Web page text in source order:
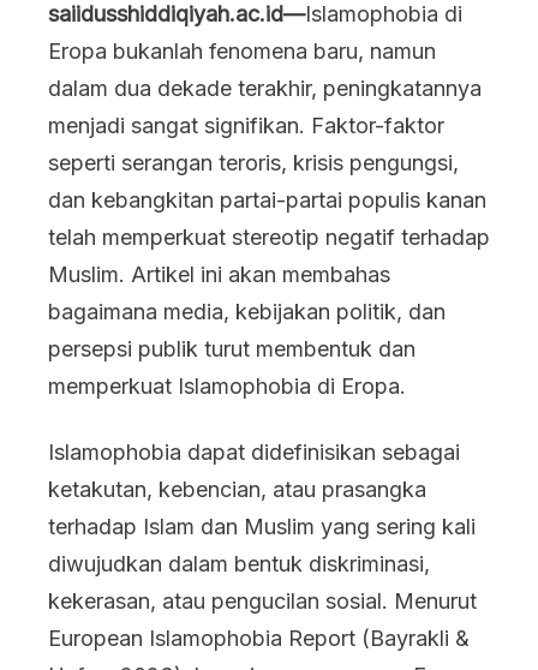
Senjata
Politik
Baru
di
Jantung
Eropa
saiidusshiddiqiyah.ac.id—Islamophobia di
Eropa bukanlah fenomena baru, namun
dalam dua dekade terakhir, peningkatannya
menjadi sangat signifikan. Faktor-faktor
seperti serangan teroris, krisis pengungsi,
dan kebangkitan partai-partai populis kanan
telah memperkuat stereotip negatif terhadap
Muslim. Artikel ini akan membahas
bagaimana media, kebijakan politik, dan
persepsi publik turut membentuk dan
memperkuat Islamophobia di Eropa.
Islamophobia dapat didefinisikan sebagai
ketakutan, kebencian, atau prasangka
terhadap Islam dan Muslim yang sering kali
diwujudkan dalam bentuk diskriminasi,
kekerasan, atau pengucilan sosial. Menurut
European Islamophobia Report (Bayrakli &